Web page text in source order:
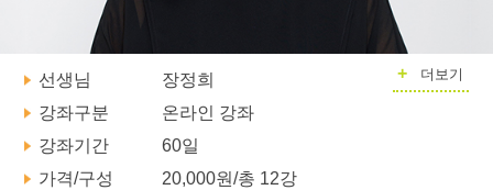
선생님 + 더보기
장정희
강좌구분
온라인 강좌
강좌기간
60일
가격/구성
20,000원/총 12강